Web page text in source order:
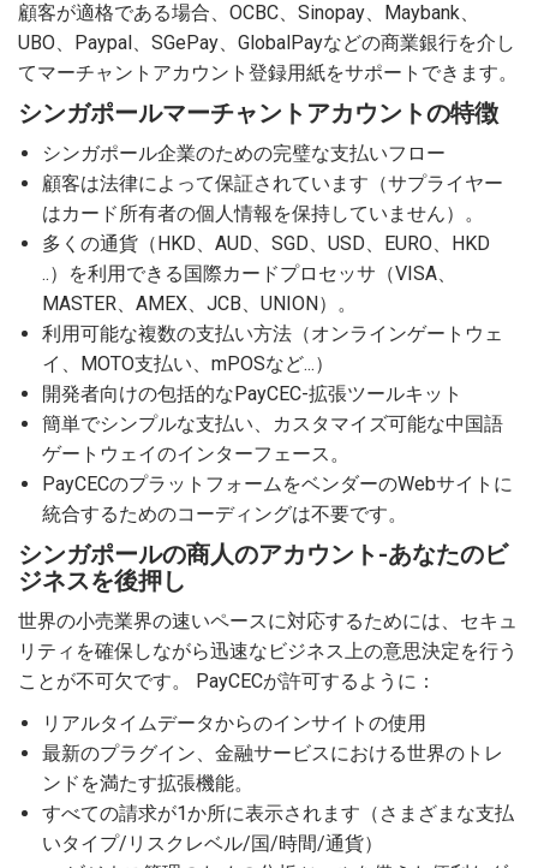
顧客が適格である場合、OCBC、Sinopay、Maybank、
UBO、Paypal、SGePay、GlobalPayなどの商業銀行を介し
てマーチャントアカウント登録用紙をサポートできます。
シンガポールマーチャントアカウントの特徴
シンガポール企業のための完璧な支払いフロー
顧客は法律によって保証されています（サプライヤー
はカード所有者の個人情報を保持していません）。
多くの通貨（HKD、AUD、SGD、USD、EURO、HKD
..）を利用できる国際カードプロセッサ（VISA、
MASTER、AMEX、JCB、UNION）。
利用可能な複数の支払い方法（オンラインゲートウェ
イ、MOTO支払い、mPOSなど...）
開発者向けの包括的なPayCEC-拡張ツールキット
簡単でシンプルな支払い、カスタマイズ可能な中国語
ゲートウェイのインターフェース。
PayCECのプラットフォームをベンダーのWebサイトに
統合するためのコーディングは不要です。
シンガポールの商人のアカウント-あなたのビ
ジネスを後押し
世界の小売業界の速いペースに対応するためには、セキュ
リティを確保しながら迅速なビジネス上の意思決定を行う
ことが不可欠です。 PayCECが許可するように：
リアルタイムデータからのインサイトの使用
最新のプラグイン、金融サービスにおける世界のトレ
ンドを満たす拡張機能。
すべての請求が1か所に表示されます（さまざまな支払
いタイプ/リスクレベル/国/時間/通貨）